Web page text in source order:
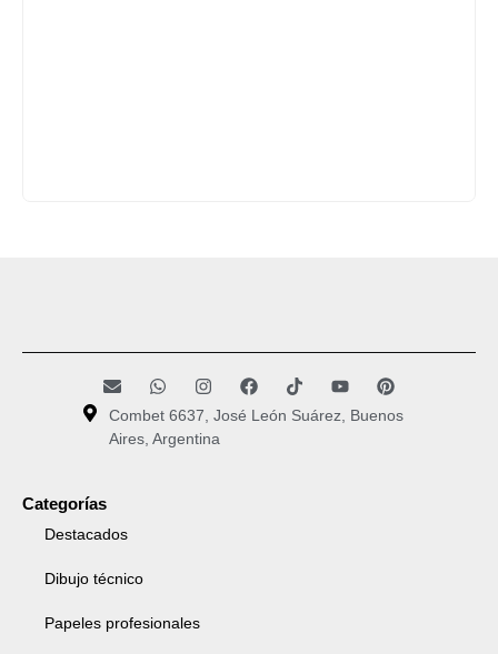
Combet 6637, José León Suárez, Buenos
Aires, Argentina
Categorías
Destacados
Dibujo técnico
Papeles profesionales